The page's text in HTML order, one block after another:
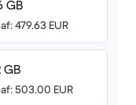
GB
479.63 EUR
GB
503.00 EUR